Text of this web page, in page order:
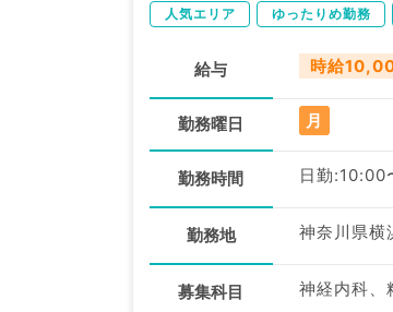
人気エリア ゆったりめ勤務
給与 時給
勤務曜日 月
勤務時間 日勤:10:00
勤務地 神奈川県横
募集科目